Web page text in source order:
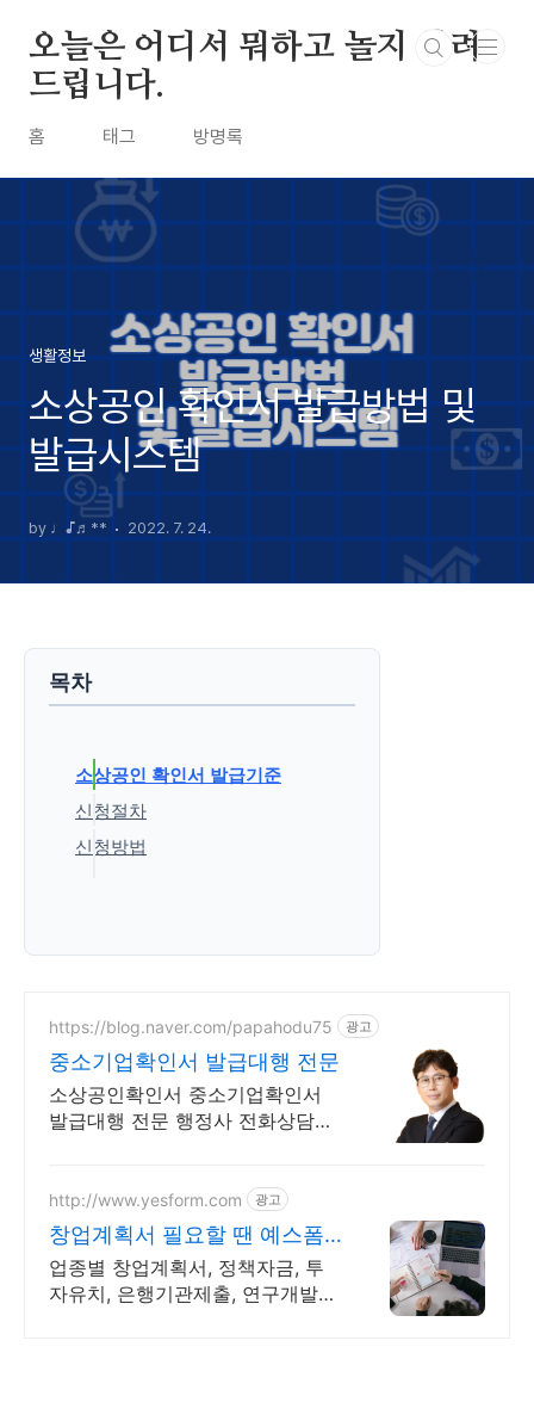
오늘은 어디서 뭐하고 놀지 알려
드립니다.
홈 태그 방명록
생활정보
소상공인 확인서 발급방법 및
발급시스템
by ♩♪♬** 2022. 7. 24.
목차
소상공인 확인서 발급기준
신청절차
신청방법
https://blog.naver.com/papahodu75 광고
중소기업확인서 발급대행 전문
소상공인확인서 중소기업확인서
발급대행 전문 행정사 전화상담환
http://www.yesform.com 광고
창업계획서 필요할 땐 예스폼
스마트 문서 완성
업종별 창업계획서, 정책자금, 투
자유치, 은행기관제출, 연구개발계